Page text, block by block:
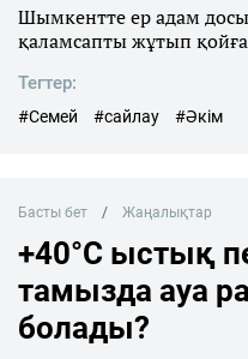
Шымкентте ер адам
қаламсапты жұтып
Тегтер:
#Семей #сайлау #Әкім
Басты бет Жаңалықтар
+40°C ыстық
тамызда ауа
болады?